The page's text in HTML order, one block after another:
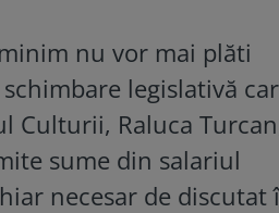
nu vor mai plăti
legislativă
Culturii, Raluca
sume din salariul
necesar de discutat